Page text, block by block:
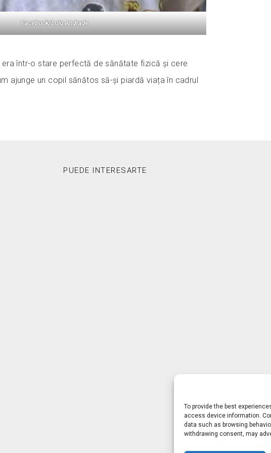
To provide the best
access device information.
data such as browsing
withdrawing consent, may
Facebook/Lulu Andrade
într-o stare perfectă de sănătate fizică și cere
ajunge un copil sănătos să-și piardă viața în cadrul
PUEDE INTERESARTE